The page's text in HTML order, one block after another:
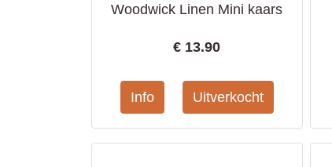
Woodwick Linen Mini kaars
€ 13.90